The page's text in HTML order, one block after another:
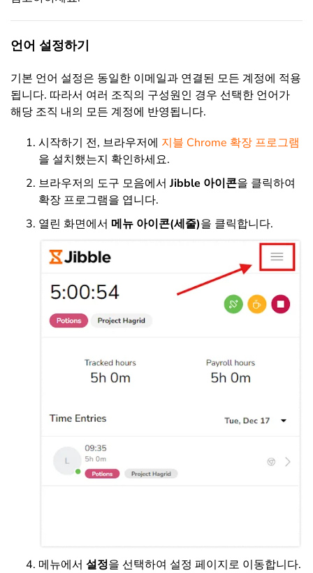
언어 설정하기
기본 언어 설정은 동일한 이메일과 연결된 모든 계정에 적용
됩니다. 따라서 여러 조직의 구성원인 경우 선택한 언어가
해당 조직 내의 모든 계정에 반영됩니다.
시작하기 전, 브라우저에 지블 Chrome 확장 프로그램
을 설치했는지 확인하세요.
브라우저의 도구 모음에서 Jibble 아이콘을 클릭하여
확장 프로그램을 엽니다.
열린 화면에서 메뉴 아이콘(세줄)을 클릭합니다.
메뉴에서 설정을 선택하여 설정 페이지로 이동합니다.